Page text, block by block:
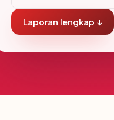
Laporan lengkap ↓